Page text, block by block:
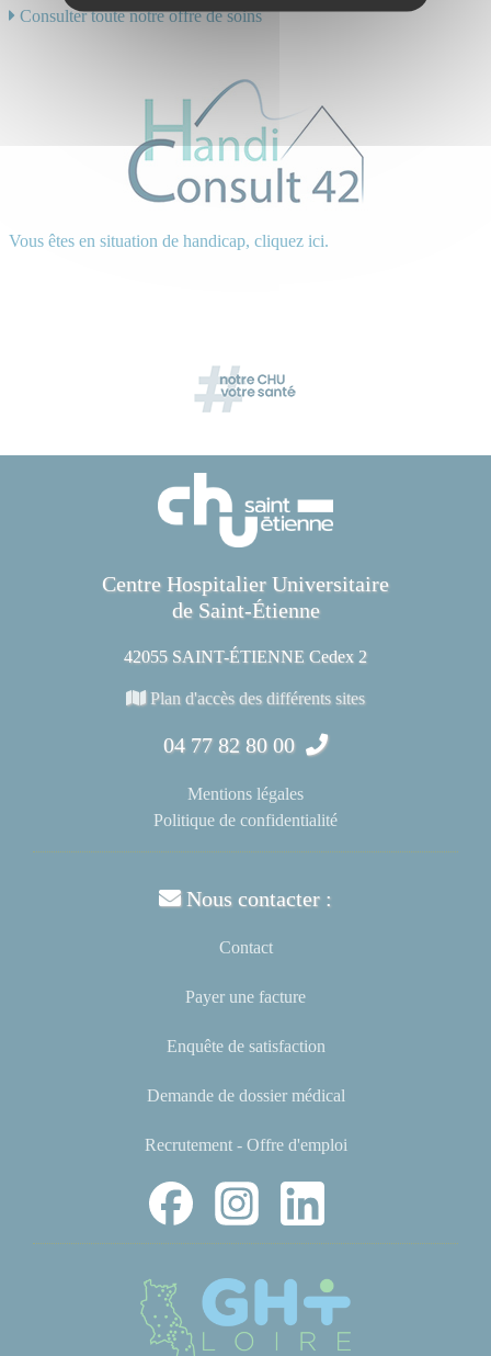
Consulter toute notre offre de soins
Vous êtes en situation de handicap, cliquez ici.
Centre Hospitalier Universitaire
de Saint-Étienne
42055 SAINT-ÉTIENNE Cedex 2
Plan d'accès des différents sites
04 77 82 80 00
Mentions légales
Politique de confidentialité
Nous contacter :
Contact
Payer une facture
Enquête de satisfaction
Demande de dossier médical
Recrutement - Offre d'emploi